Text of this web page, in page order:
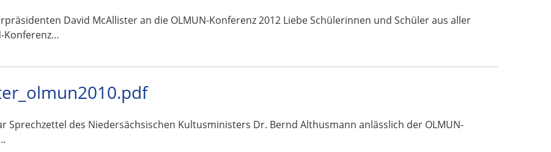
David McAllister an die OLMUN-Konferenz 2012 Liebe Schülerinnen und Schüler aus aller
Konferenz…
Sprechzettel des Niedersächsischen Kultusministers Dr. Bernd Althusmann anlässlich der OLMUN-